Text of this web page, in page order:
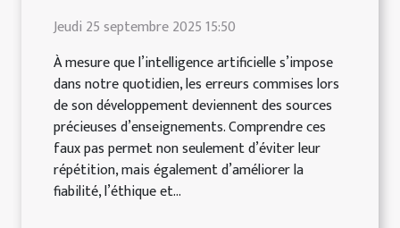
Jeudi 25 septembre 2025 15:50
À mesure que l’intelligence artificielle s’impose
dans notre quotidien, les erreurs commises lors
de son développement deviennent des sources
précieuses d’enseignements. Comprendre ces
faux pas permet non seulement d’éviter leur
répétition, mais également d’améliorer la
fiabilité, l’éthique et...